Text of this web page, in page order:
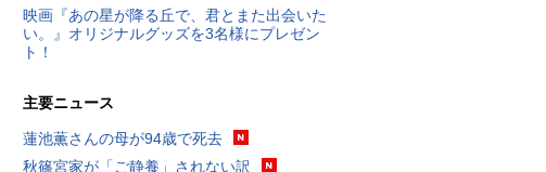
映画『あの星が降る丘で、君とまた出会いた
い。』オリジナルグッズを3名様にプレゼン
ト！
主要ニュース
蓮池薫さんの母が94歳で死去
秋篠宮家が「ご静養」されない訳